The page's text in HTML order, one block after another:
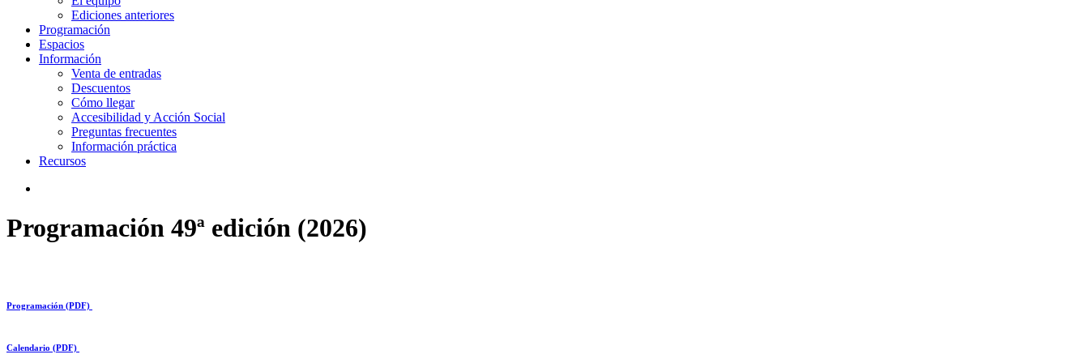
Ediciones anteriores
Programación
Espacios
Información
Venta de entradas
Descuentos
Cómo llegar
Accesibilidad y Acción Social
Preguntas frecuentes
Información práctica
Recursos
Programación 49ª edición (2026)
Programación (PDF)
Calendario (PDF)